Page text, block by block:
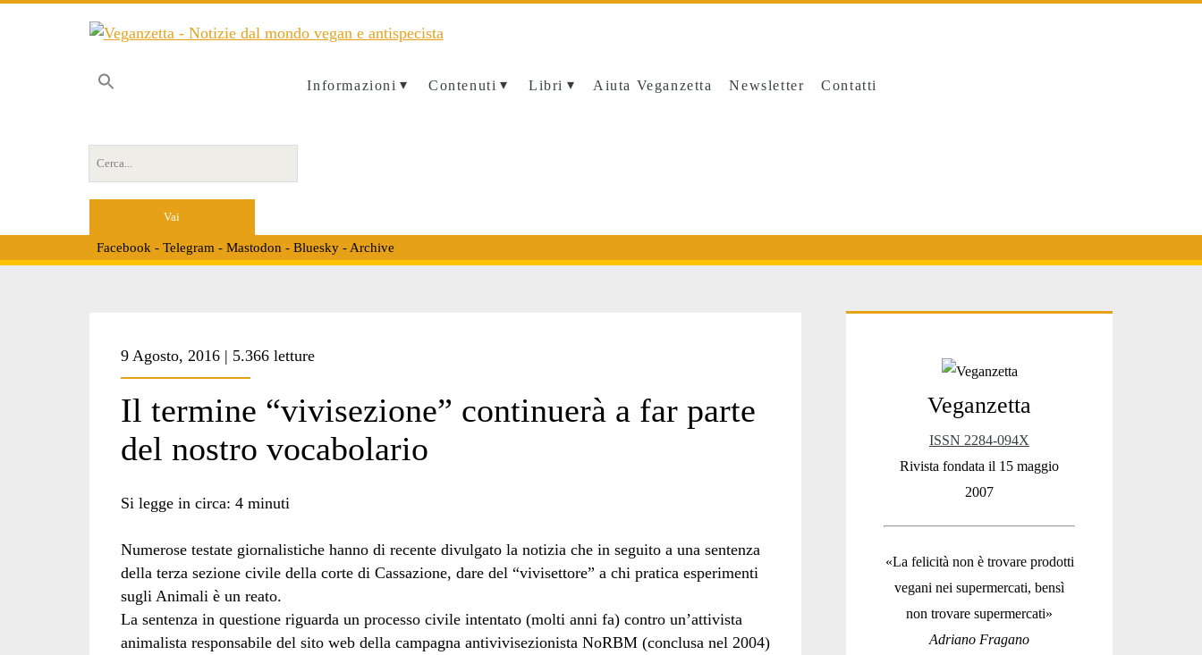
Cerca per:
Informazioni Contenuti Libri Aiuta Veganzetta Newsletter Contatti
Facebook - Telegram - Mastodon - Bluesky- Archive
<span>campagna
norbm</span>
9 Agosto, 2016 | 5.366 letture
Il termine “vivisezione” continuerà a far parte
del nostro vocabolario
Si legge in circa: 4 minuti
Numerose testate giornalistiche hanno di recente divulgato la notizia che in seguito a una sentenza
della terza sezione civile della corte di Cassazione, dare del “vivisettore” a chi pratica esperimenti
sugli Animali è un reato.
La sentenza in questione riguarda un processo civile intentato (molti anni fa) contro un’attivista
animalista responsabile del sito web della campagna antivivisezionista NoRBM (conclusa nel 2004)
Primary
Sidebar
Veganzetta
ISSN 2284-094X
Rivista fondata il 15 maggio
2007
«La felicità non è trovare prodotti
vegani nei supermercati, bensì
non trovare supermercati»
Adriano Fragano